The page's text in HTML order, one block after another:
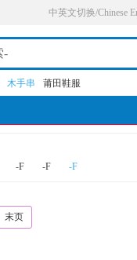
中英文切换/Chinese
木手串 莆田鞋服
-F -F -F
末页